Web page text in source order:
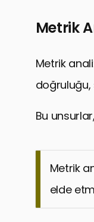
Metrik
Metrik
doğruluğu,
Bu
Metrik
elde